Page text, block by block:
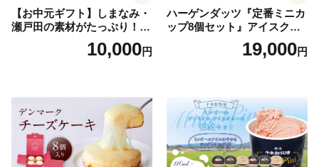
【お中元ギフト】しまなみ・
瀬戸田の素材がたっぷり！ジ
10,000円
ハーゲンダッツ『定番ミニカ
ップ8個セット』アイスクリ
ーム アイス スイーツ デザー
19,000円